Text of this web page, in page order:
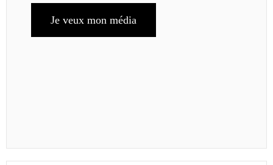
Je veux mon média